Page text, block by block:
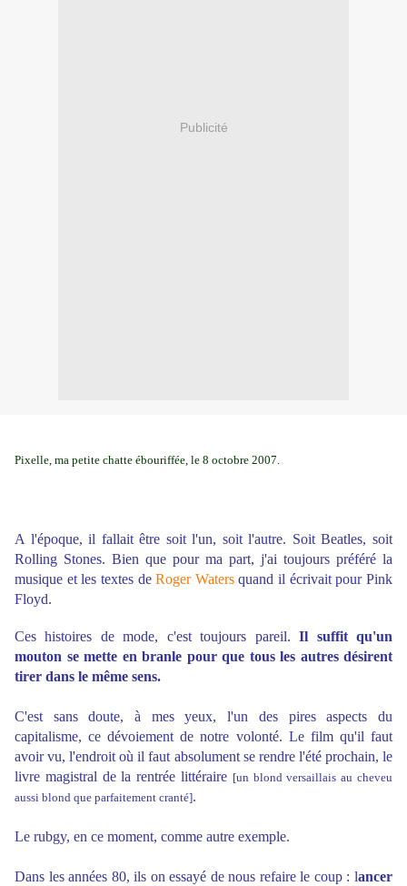
Publicité
Pixelle, ma petite chatte ébouriffée, le 8 octobre 2007.
A l'époque, il fallait être soit l'un, soit l'autre. Soit Beatles, soit
Rolling Stones. Bien que pour ma part, j'ai toujours préféré la
musique et les textes deRoger Watersquand il écrivait pour Pink
Floyd.
Ces histoires de mode, c'est toujours pareil.Il suffit qu'un
mouton se mette en branle pour que tous les autres désirent
tirer dans le même sens.
C'est sans doute, à mes yeux, l'un des pires aspects du
capitalisme, ce dévoiement de notre volonté. Le film qu'il faut
avoir vu, l'endroit où il faut absolument se rendre l'été prochain, le
livre magistral de la rentrée littéraire [un blond versaillais au cheveu
aussi blond que parfaitement cranté].
Le rubgy, en ce moment, comme autre exemple.
Dans les années 80, ils on essayé de nous refaire le coup : lancer